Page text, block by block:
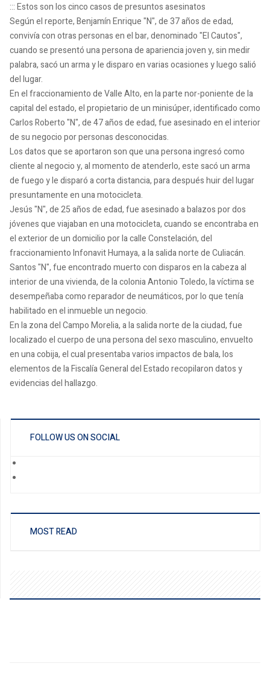
::: Estos son los cinco casos de presuntos asesinatos
Según el reporte, Benjamín Enrique "N", de 37 años de edad,
convivía con otras personas en el bar, denominado "El Cautos",
cuando se presentó una persona de apariencia joven y, sin medir
palabra, sacó un arma y le disparo en varias ocasiones y luego salió
del lugar.
En el fraccionamiento de Valle Alto, en la parte nor-poniente de la
capital del estado, el propietario de un minisúper, identificado como
Carlos Roberto "N", de 47 años de edad, fue asesinado en el interior
de su negocio por personas desconocidas.
Los datos que se aportaron son que una persona ingresó como
cliente al negocio y, al momento de atenderlo, este sacó un arma
de fuego y le disparó a corta distancia, para después huir del lugar
presuntamente en una motocicleta.
Jesús "N", de 25 años de edad, fue asesinado a balazos por dos
jóvenes que viajaban en una motocicleta, cuando se encontraba en
el exterior de un domicilio por la calle Constelación, del
fraccionamiento Infonavit Humaya, a la salida norte de Culiacán.
Santos "N", fue encontrado muerto con disparos en la cabeza al
interior de una vivienda, de la colonia Antonio Toledo, la víctima se
desempeñaba como reparador de neumáticos, por lo que tenía
habilitado en el inmueble un negocio.
En la zona del Campo Morelia, a la salida norte de la ciudad, fue
localizado el cuerpo de una persona del sexo masculino, envuelto
en una cobija, el cual presentaba varios impactos de bala, los
elementos de la Fiscalía General del Estado recopilaron datos y
evidencias del hallazgo.
FOLLOW US ON SOCIAL
MOST READ